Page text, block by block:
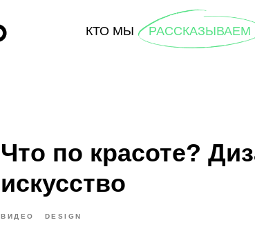
РАССКАЗЫВАЕМ
КТО МЫ
Что по красоте?
искусство
ВИДЕО DESIGN